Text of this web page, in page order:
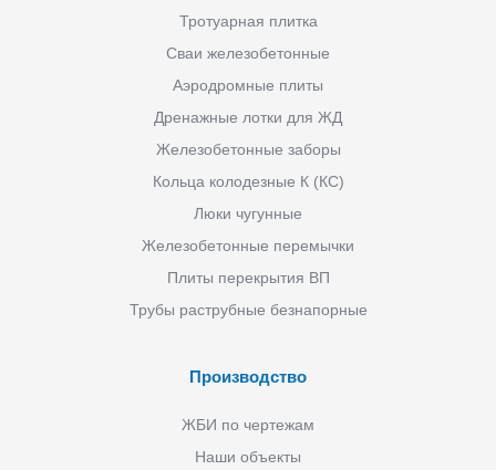
Тротуарная плитка
Сваи железобетонные
Аэродромные плиты
Дренажные лотки для ЖД
Железобетонные заборы
Кольца колодезные К (КС)
Люки чугунные
Железобетонные перемычки
Плиты перекрытия ВП
Трубы раструбные безнапорные
Производство
ЖБИ по чертежам
Наши объекты